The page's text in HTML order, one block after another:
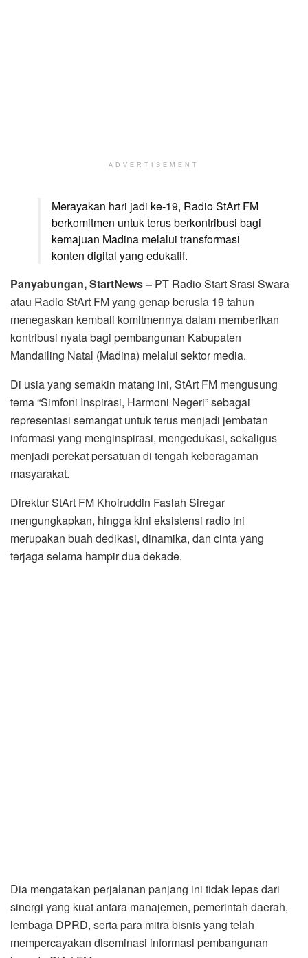
ADVERTISEMENT
Merayakan hari jadi ke-19, Radio StArt FM
berkomitmen untuk terus berkontribusi bagi
kemajuan Madina melalui transformasi
konten digital yang edukatif.
Panyabungan, StartNews – PT Radio Start Srasi Swara
atau Radio StArt FM yang genap berusia 19 tahun
menegaskan kembali komitmennya dalam memberikan
kontribusi nyata bagi pembangunan Kabupaten
Mandailing Natal (Madina) melalui sektor media.
Di usia yang semakin matang ini, StArt FM mengusung
tema “Simfoni Inspirasi, Harmoni Negeri” sebagai
representasi semangat untuk terus menjadi jembatan
informasi yang menginspirasi, mengedukasi, sekaligus
menjadi perekat persatuan di tengah keberagaman
masyarakat.
Direktur StArt FM Khoiruddin Faslah Siregar
mengungkapkan, hingga kini eksistensi radio ini
merupakan buah dedikasi, dinamika, dan cinta yang
terjaga selama hampir dua dekade.
Dia mengatakan perjalanan panjang ini tidak lepas dari
sinergi yang kuat antara manajemen, pemerintah daerah,
lembaga DPRD, serta para mitra bisnis yang telah
mempercayakan diseminasi informasi pembangunan